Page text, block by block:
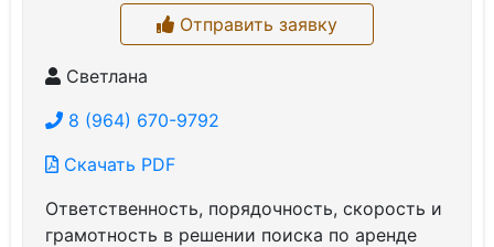
Отправить заявку
Светлана
8 (964) 670-9792
Скачать PDF
Ответственность, порядочность, скорость и
грамотность в решении поиска по аренде